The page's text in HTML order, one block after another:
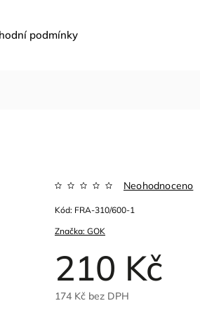
podmínky
Značka: GOK
Neohodnoceno
210 Kč
174 Kč bez DPH
Kód: FRA-310/600-1